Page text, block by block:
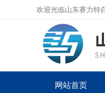
欢迎光临山东赛力特
网站首页